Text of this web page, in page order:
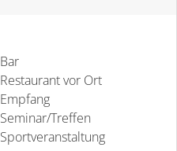
Bar
Restaurant vor Ort
Empfang
Seminar/Treffen
Sportveranstaltung